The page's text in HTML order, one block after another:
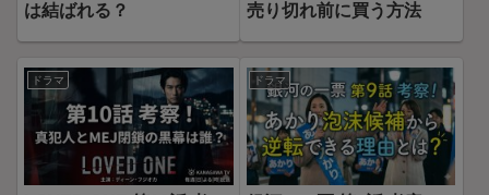
は結ばれる？
売り切れ前に買う方法
ドラマ ドラマ